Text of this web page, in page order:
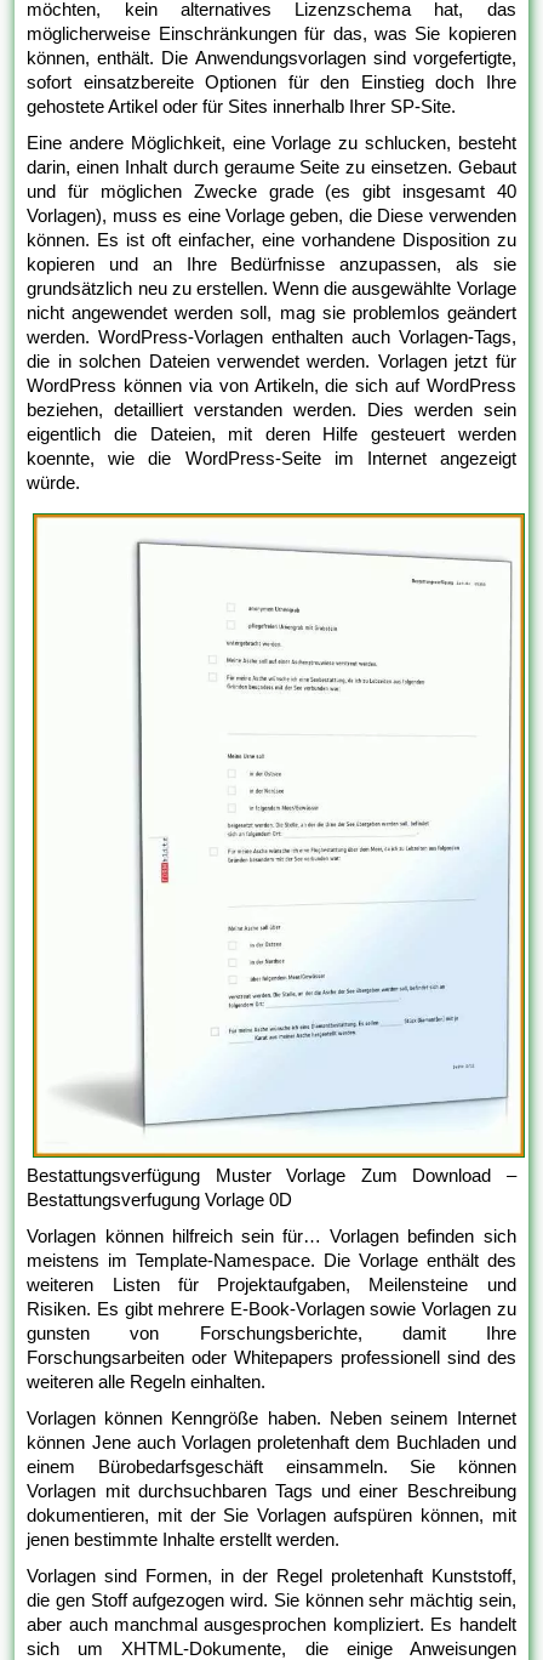
möchten, kein alternatives Lizenzschema hat, das
möglicherweise Einschränkungen für das, was Sie kopieren
können, enthält. Die Anwendungsvorlagen sind vorgefertigte,
sofort einsatzbereite Optionen für den Einstieg doch Ihre
gehostete Artikel oder für Sites innerhalb Ihrer SP-Site.
Eine andere Möglichkeit, eine Vorlage zu schlucken, besteht
darin, einen Inhalt durch geraume Seite zu einsetzen. Gebaut
und für möglichen Zwecke grade (es gibt insgesamt 40
Vorlagen), muss es eine Vorlage geben, die Diese verwenden
können. Es ist oft einfacher, eine vorhandene Disposition zu
kopieren und an Ihre Bedürfnisse anzupassen, als sie
grundsätzlich neu zu erstellen. Wenn die ausgewählte Vorlage
nicht angewendet werden soll, mag sie problemlos geändert
werden. WordPress-Vorlagen enthalten auch Vorlagen-Tags,
die in solchen Dateien verwendet werden. Vorlagen jetzt für
WordPress können via von Artikeln, die sich auf WordPress
beziehen, detailliert verstanden werden. Dies werden sein
eigentlich die Dateien, mit deren Hilfe gesteuert werden
koennte, wie die WordPress-Seite im Internet angezeigt
würde.
Bestattungsverfügung Muster Vorlage Zum Download –
Bestattungsverfugung Vorlage 0D
Vorlagen können hilfreich sein für… Vorlagen befinden sich
meistens im Template-Namespace. Die Vorlage enthält des
weiteren Listen für Projektaufgaben, Meilensteine und
Risiken. Es gibt mehrere E-Book-Vorlagen sowie Vorlagen zu
gunsten von Forschungsberichte, damit Ihre
Forschungsarbeiten oder Whitepapers professionell sind des
weiteren alle Regeln einhalten.
Vorlagen können Kenngröße haben. Neben seinem Internet
können Jene auch Vorlagen proletenhaft dem Buchladen und
einem Bürobedarfsgeschäft einsammeln. Sie können
Vorlagen mit durchsuchbaren Tags und einer Beschreibung
dokumentieren, mit der Sie Vorlagen aufspüren können, mit
jenen bestimmte Inhalte erstellt werden.
Vorlagen sind Formen, in der Regel proletenhaft Kunststoff,
die gen Stoff aufgezogen wird. Sie können sehr mächtig sein,
aber auch manchmal ausgesprochen kompliziert. Es handelt
sich um XHTML-Dokumente, die einige Anweisungen